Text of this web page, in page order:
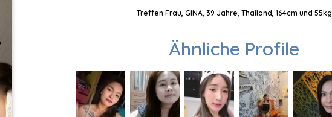
Treffen Frau, GINA, 39 Jahre, Thailand, 164cm und 55kg
Ähnliche Profile